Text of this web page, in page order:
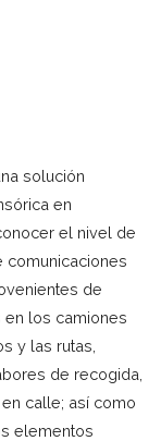
solución
en
el nivel de
comunicaciones
de
los camiones
y las rutas,
de recogida,
calle; así como
elementos